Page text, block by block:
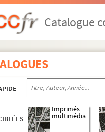
Catalogue
Imprimés
multimédia